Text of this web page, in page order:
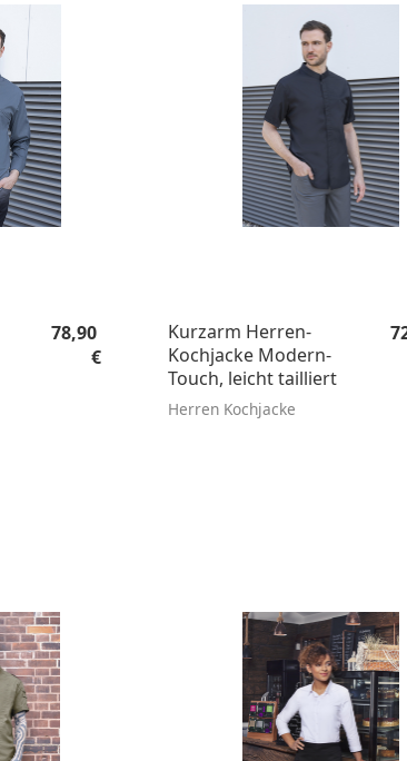
Regulärer Preis:
78,90
€
Kurzarm Herren-
Kochjacke Modern-
Touch, leicht tailliert
Herren Kochjacke